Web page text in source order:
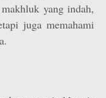
yang indah,
juga memahami